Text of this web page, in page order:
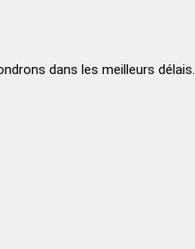
dans les meilleurs délais.